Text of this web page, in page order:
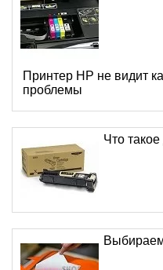
Принтер HP не видит
проблемы
Что